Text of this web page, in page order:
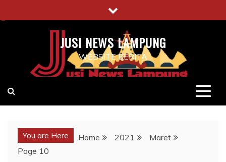
to
JUSI NEWS LAMPUNG
WEBSITE BERITA
You are Here Home 2021
Maret
Page 10